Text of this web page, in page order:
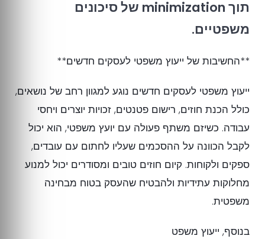
תוך minimization של סיכונים
משפטיים.
**החשיבות של ייעוץ משפטי לעסקים חדשים**
ייעוץ משפטי לעסקים חדשים נוגע למגוון רחב של נושאים,
כולל הכנת חוזים, רישום פטנטים, זכויות יוצרים ויחסי
עבודה. כשיזם משתף פעולה עם יועץ משפטי, הוא יכול
לקבל הכוונה על ההסכמים שעליו לחתום עם עובדים,
ספקים ולקוחות. קיום חוזים טובים ומסודרים יכול למנוע
מחלוקות עתידיות ולהבטיח שהעסק בטוח מבחינה
משפטית.
בנוסף, ייעוץ משפט